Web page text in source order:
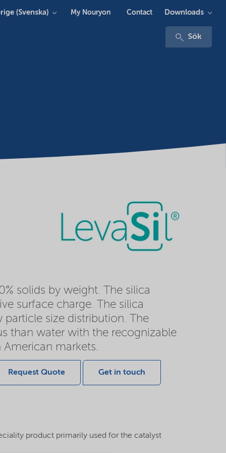
Sök
(Svenska) My Nouryon Contact Downloads
solids by weight. The silica
surface charge. The silica
particle size distribution. The
than water with the recognizable
markets.
Request Quote Get in touch
product primarily used for the catalyst